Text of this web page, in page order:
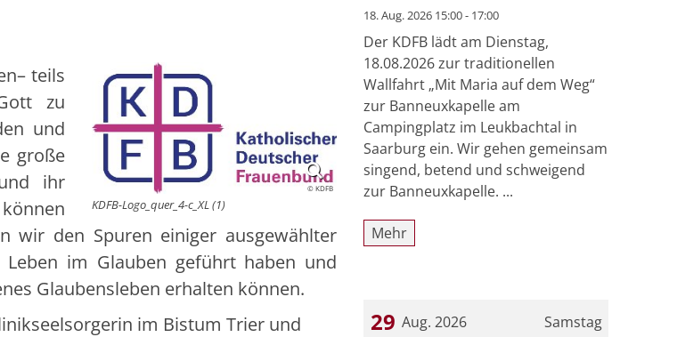
© KDFB
KDFB-Logo_quer_4-c_XL (1)
teils
zu
und
große
ihr
wir den Spuren einiger ausgewählter
im Glauben geführt haben und
Glaubensleben erhalten können.
im Bistum Trier und
18. Aug. 2026 15:00 - 17:00
Der KDFB lädt am Dienstag,
18.08.2026 zur traditionellen
Wallfahrt „Mit Maria auf dem Weg“
zur Banneuxkapelle am
Campingplatz im Leukbachtal in
Saarburg ein. Wir gehen gemeinsam
singend, betend und schweigend
zur Banneuxkapelle. ...
Mehr
Samstag
29 Aug. 2026